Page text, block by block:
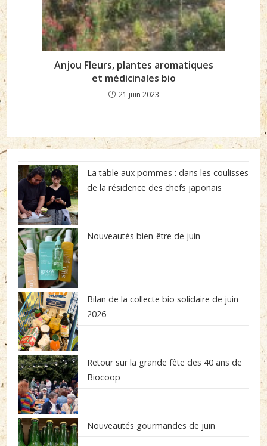
Anjou Fleurs, plantes aromatiques
et médicinales bio
21 juin 2023
La table aux pommes : dans les coulisses
de la résidence des chefs japonais
Nouveautés bien-être de juin
Bilan de la collecte bio solidaire de juin
2026
Retour sur la grande fête des 40 ans de
Biocoop
Nouveautés gourmandes de juin